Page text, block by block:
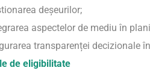
deșeurilor;
aspectelor de mediu în
transparenței decizionale
de eligibilitate